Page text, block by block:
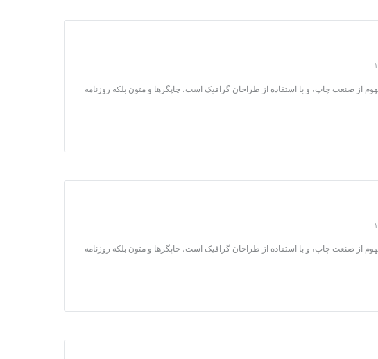
از صنعت چاپ، و با استفاده از طراحان گرافیک است، چاپگرها و متون بلکه روزنامه
از صنعت چاپ، و با استفاده از طراحان گرافیک است، چاپگرها و متون بلکه روزنامه